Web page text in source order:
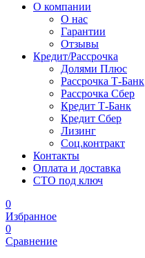
О компании
О нас
Гарантии
Отзывы
Кредит/Рассрочка
Долями Плюс
Рассрочка Т-Банк
Рассрочка Сбер
Кредит Т-Банк
Кредит Сбер
Лизинг
Соц.контракт
Контакты
Оплата и доставка
СТО под ключ
0
Избранное
0
Сравнение